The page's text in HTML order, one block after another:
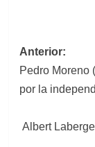
de
entradas
Anterior:
Pedro Moreno
por la
Albert